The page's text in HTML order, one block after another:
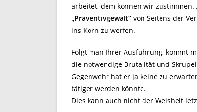
arbeitet, dem können wir
„Präventivgewalt“ von Seitens der
ins Korn zu werfen.
Folgt man Ihrer Ausführung, kommt
die notwendige Brutalität und
Gegenwehr hat er ja keine zu
tätiger werden könnte.
Dies kann auch nicht der Weisheit